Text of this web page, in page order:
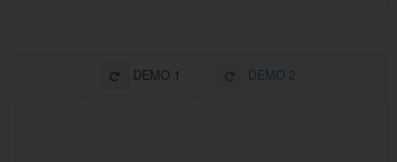
DEMO 1 DEMO 2